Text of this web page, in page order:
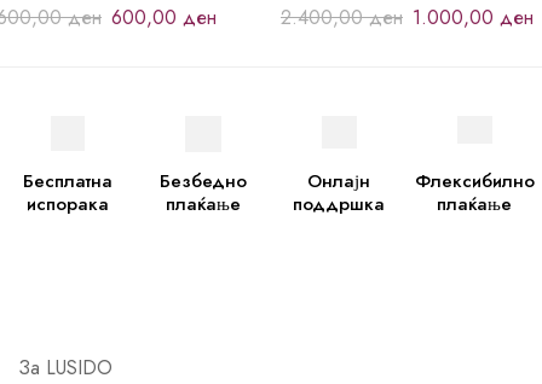
ден 600,00 ден 2.400,00ден 1.000,00 ден
Бесплатна
испорака
Безбедно
плаќање
Онлајн
поддршка
Флексибилно
плаќање
За LUSIDO